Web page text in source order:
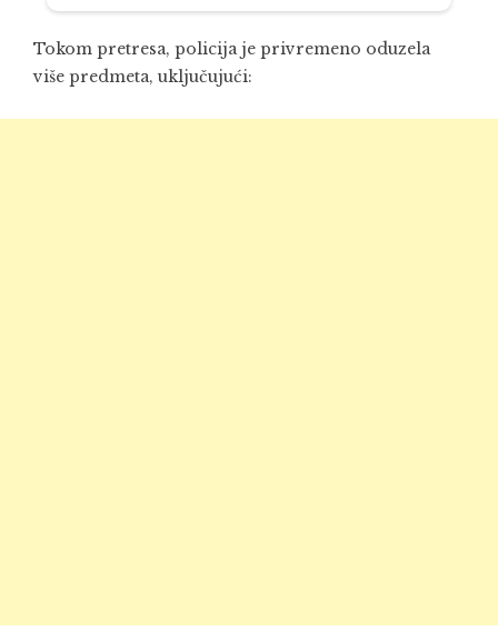
Tokom pretresa, policija je privremeno oduzela
više predmeta, uključujući: